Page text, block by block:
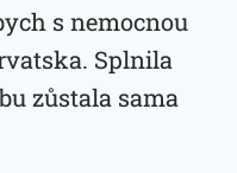
s nemocnou
Splnila
zůstala sama